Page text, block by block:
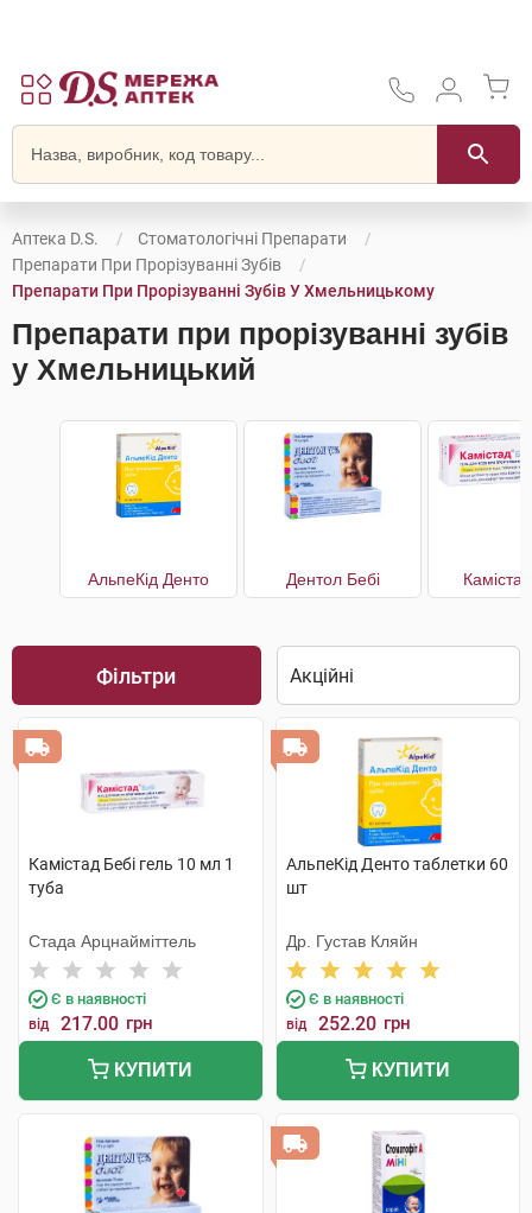
Аптека D.S.
Стоматологічні Препарати
Препарати При Прорізуванні Зубів
Препарати При Прорізуванні Зубів У Хмельницькому
Препарати при прорізуванні зубів
у Хмельницький
АльпеКід Денто Дентол Бебі
Фільтри
Камістад Бебі гель 10 мл 1
туба
Стада Арцнайміттель
Є в наявності
від 217.00 грн
КУПИТИ
АльпеКід Денто таблетки 60
шт
Др. Густав Кляйн
Є в наявності
від 252.20 грн
КУПИТИ